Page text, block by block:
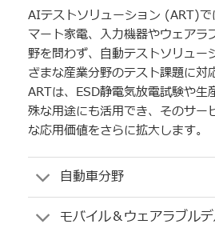
AIテストソリューション (ART)
マート家電、入力機器やウェアラ
野を問わず、自動テストソリュー
ざまな産業分野のテスト課題に対
ARTは、ESD静電気放電試験や生
殊な用途にも活用でき、そのサー
な応用価値をさらに拡大します。
自動車分野
モバイル＆ウェアラブル